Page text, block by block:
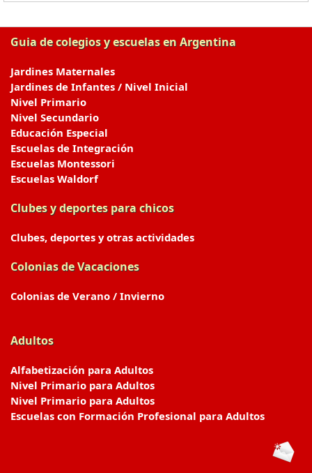
Guia de colegios y escuelas en Argentina
Jardines Maternales
Jardines de Infantes / Nivel Inicial
Nivel Primario
Nivel Secundario
Educación Especial
Escuelas de Integración
Escuelas Montessori
Escuelas Waldorf
Clubes y deportes para chicos
Clubes, deportes y otras actividades
Colonias de Vacaciones
Colonias de Verano / Invierno
Adultos
Alfabetización para Adultos
Nivel Primario para Adultos
Nivel Primario para Adultos
Escuelas con Formación Profesional para Adultos